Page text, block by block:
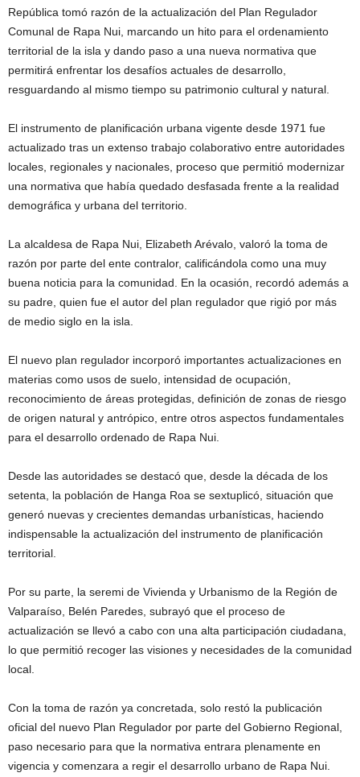
República tomó razón de la actualización del Plan Regulador
Comunal de Rapa Nui, marcando un hito para el ordenamiento
territorial de la isla y dando paso a una nueva normativa que
permitirá enfrentar los desafíos actuales de desarrollo,
resguardando al mismo tiempo su patrimonio cultural y natural.
El instrumento de planificación urbana vigente desde 1971 fue
actualizado tras un extenso trabajo colaborativo entre autoridades
locales, regionales y nacionales, proceso que permitió modernizar
una normativa que había quedado desfasada frente a la realidad
demográfica y urbana del territorio.
La alcaldesa de Rapa Nui, Elizabeth Arévalo, valoró la toma de
razón por parte del ente contralor, calificándola como una muy
buena noticia para la comunidad. En la ocasión, recordó además a
su padre, quien fue el autor del plan regulador que rigió por más
de medio siglo en la isla.
El nuevo plan regulador incorporó importantes actualizaciones en
materias como usos de suelo, intensidad de ocupación,
reconocimiento de áreas protegidas, definición de zonas de riesgo
de origen natural y antrópico, entre otros aspectos fundamentales
para el desarrollo ordenado de Rapa Nui.
Desde las autoridades se destacó que, desde la década de los
setenta, la población de Hanga Roa se sextuplicó, situación que
generó nuevas y crecientes demandas urbanísticas, haciendo
indispensable la actualización del instrumento de planificación
territorial.
Por su parte, la seremi de Vivienda y Urbanismo de la Región de
Valparaíso, Belén Paredes, subrayó que el proceso de
actualización se llevó a cabo con una alta participación ciudadana,
lo que permitió recoger las visiones y necesidades de la comunidad
local.
Con la toma de razón ya concretada, solo restó la publicación
oficial del nuevo Plan Regulador por parte del Gobierno Regional,
paso necesario para que la normativa entrara plenamente en
vigencia y comenzara a regir el desarrollo urbano de Rapa Nui.